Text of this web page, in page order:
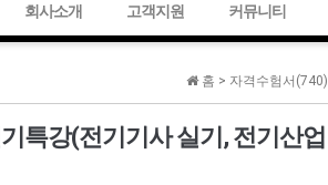
회사소개 고객지원 커뮤니티
홈 > 자격수험서(740)
특강(전기기사 실기, 전기산업